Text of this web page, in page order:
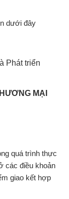
dưới đây
Phát triển
MẠI
quá trình thực
các điều khoản
giao kết hợp